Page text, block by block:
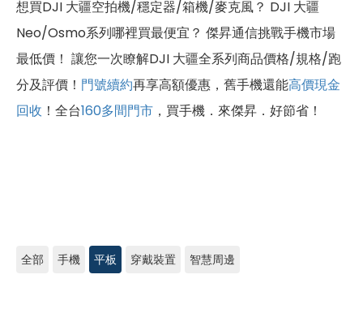
想買DJI 大疆空拍機/穩定器/箱機/麥克風？ DJI 大疆
Neo/Osmo系列哪裡買最便宜？ 傑昇通信挑戰手機市場
最低價！ 讓您一次瞭解DJI 大疆全系列商品價格/規格/跑
分及評價！ 門號續約再享高額優惠，舊手機還能高價現金
回收 ！全台160多間門市 ，買手機．來傑昇．好節省！
全部 手機 平板 穿戴裝置 智慧周邊